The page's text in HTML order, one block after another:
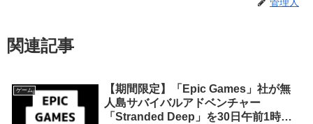
関連記事
ゲーム
【期間限定】「Epic Games」社が無
人島サバイバルアドベンチャー
「Stranded Deep」を30日午前1時ま